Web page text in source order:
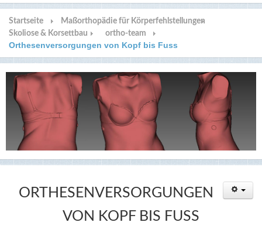
Startseite
Maßorthopädie für Körperfehlstellungen
Skoliose & Korsettbau
ortho-team
Orthesenversorgungen von Kopf bis Fuss
ORTHESENVERSORGUNGEN
VON KOPF BIS FUSS